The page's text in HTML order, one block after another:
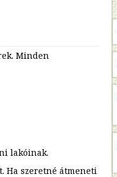
Minden
lakóinak.
Ha szeretné átmeneti